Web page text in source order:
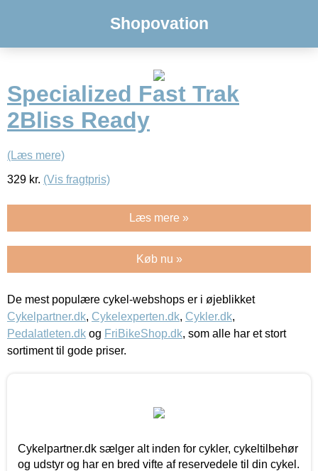
Shopovation
Specialized Fast Trak
2Bliss Ready
(Læs mere)
329 kr. (Vis fragtpris)
Læs mere »
Køb nu »
De mest populære cykel-webshops er i øjeblikket
Cykelpartner.dk, Cykelexperten.dk, Cykler.dk,
Pedalatleten.dk og FriBikeShop.dk, som alle har et stort
sortiment til gode priser.
Cykelpartner.dk sælger alt inden for cykler, cykeltilbehør
og udstyr og har en bred vifte af reservedele til din cykel.